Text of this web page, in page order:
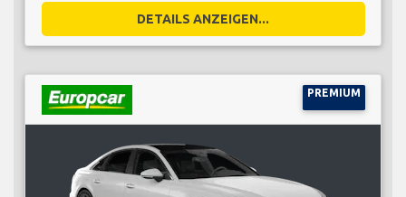
DETAILS ANZEIGEN...
PREMIUM